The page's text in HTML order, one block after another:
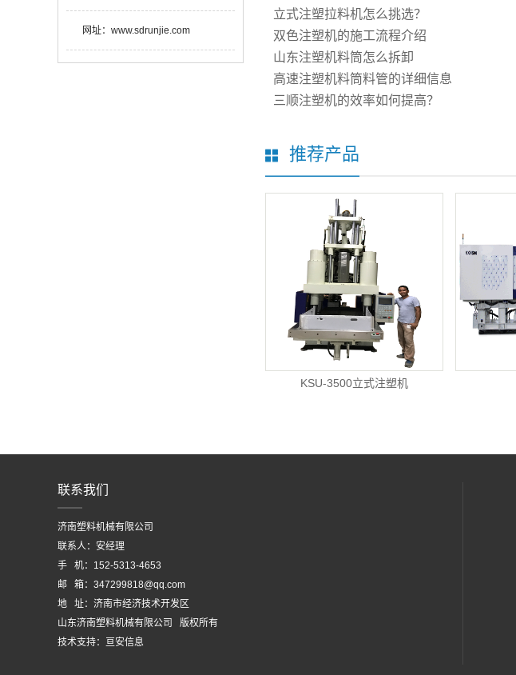
网址： www.sdrunjie.com
立式注塑拉料机怎么挑选？
双色注塑机的施工流程介绍
山东注塑机料筒怎么拆卸
高速注塑机料筒料管的详细信息
三顺注塑机的效率如何提高？
推荐产品
KSU-3500立式注塑机
联系我们
济南塑料机械有限公司
联系人：安经理
手 机：152-5313-4653
邮 箱：347299818@qq.com
地 址：济南市经济技术开发区
山东济南塑料机械有限公司 版权所有
技术支持：
亘安信息